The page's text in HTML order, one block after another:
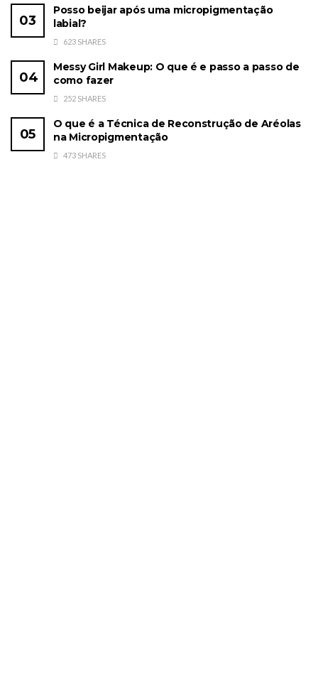
Posso beijar após uma micropigmentação
labial?
623 SHARES
Messy Girl Makeup: O que é e passo a passo de
como fazer
252 SHARES
O que é a Técnica de Reconstrução de Aréolas
na Micropigmentação
473 SHARES